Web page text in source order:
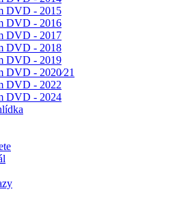
DVD - 2015
DVD - 2016
DVD - 2017
DVD - 2018
DVD - 2019
DVD - 2020⁄21
DVD - 2022
DVD - 2024